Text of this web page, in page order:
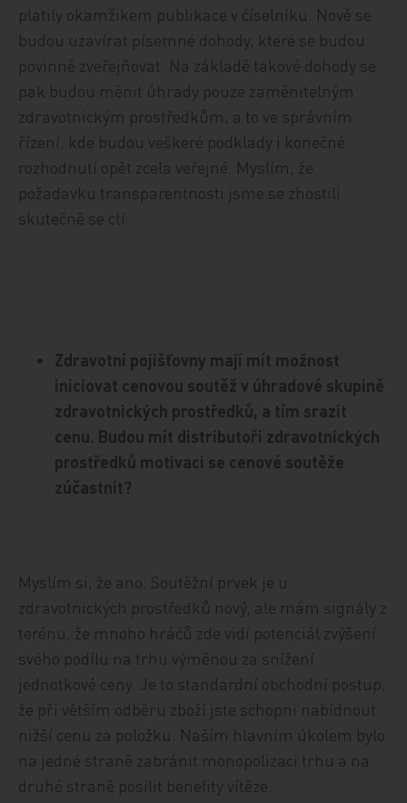
platily okamžikem publikace v číselníku. Nově se
budou uzavírat písemné dohody, které se budou
povinně zveřejňovat. Na základě takové dohody se
pak budou měnit úhrady pouze zaměnitelným
zdravotnickým prostředkům, a to ve správním
řízení, kde budou veškeré podklady i konečné
rozhodnutí opět zcela veřejné. Myslím, že
požadavku transparentnosti jsme se zhostili
skutečně se ctí.
Zdravotní pojišťovny mají mít možnost
iniciovat cenovou soutěž v úhradové skupině
zdravotnických prostředků, a tím srazit
cenu. Budou mít distributoři zdravotnických
prostředků motivaci se cenové soutěže
zúčastnit?
Myslím si, že ano. Soutěžní prvek je u
zdravotnických prostředků nový, ale mám signály z
terénu, že mnoho hráčů zde vidí potenciál zvýšení
svého podílu na trhu výměnou za snížení
jednotkové ceny. Je to standardní obchodní postup,
že při větším odběru zboží jste schopni nabídnout
nižší cenu za položku. Naším hlavním úkolem bylo
na jedné straně zabránit monopolizaci trhu a na
druhé straně posílit benefity vítěze.